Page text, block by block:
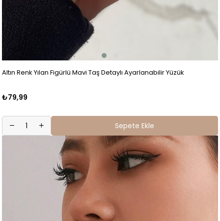
Altın Renk Yılan Figürlü Mavi Taş Detaylı Ayarlanabilir Yüzük
₺79,99
Sepete Ekle